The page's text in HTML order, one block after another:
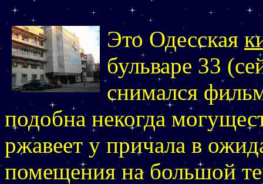
Это Одесская
бульваре 33
снимался
подобна некогда
ржавеет у причала в
помещения на большой